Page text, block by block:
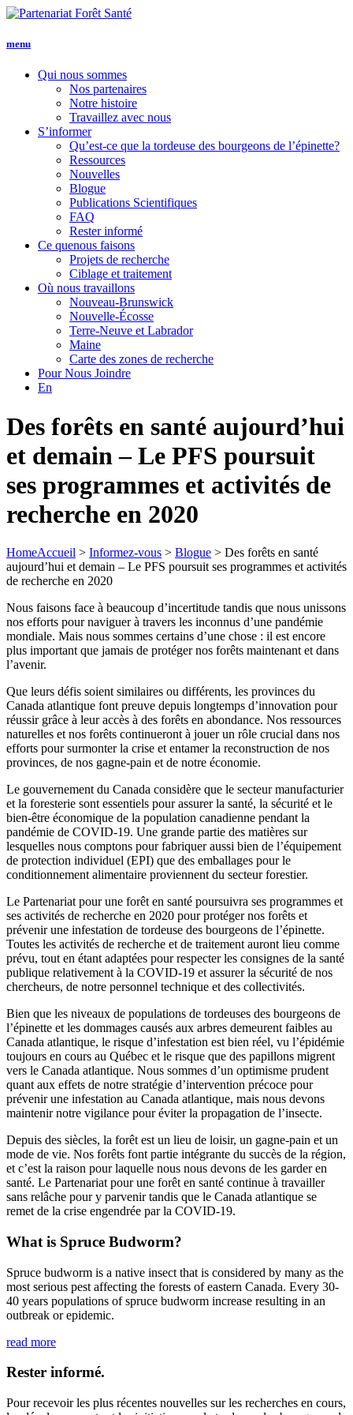
menu
Qui nous sommes
Nos partenaires
Notre histoire
Travaillez avec nous
S’informer
Qu’est-ce que la tordeuse des bourgeons de l’épinette?
Ressources
Nouvelles
Blogue
Publications Scientifiques
FAQ
Rester informé
Ce quenous faisons
Projets de recherche
Ciblage et traitement
Où nous travaillons
Nouveau-Brunswick
Nouvelle-Écosse
Terre-Neuve et Labrador
Maine
Carte des zones de recherche
Pour Nous Joindre
En
Des forêts en santé aujourd’hui
et demain – Le PFS poursuit
ses programmes et activités de
recherche en 2020
HomeAccueil > Informez-vous > Blogue > Des forêts en santé
aujourd’hui et demain – Le PFS poursuit ses programmes et activités
de recherche en 2020
Nous faisons face à beaucoup d’incertitude tandis que nous unissons
nos efforts pour naviguer à travers les inconnus d’une pandémie
mondiale. Mais nous sommes certains d’une chose : il est encore
plus important que jamais de protéger nos forêts maintenant et dans
l’avenir.
Que leurs défis soient similaires ou différents, les provinces du
Canada atlantique font preuve depuis longtemps d’innovation pour
réussir grâce à leur accès à des forêts en abondance. Nos ressources
naturelles et nos forêts continueront à jouer un rôle crucial dans nos
efforts pour surmonter la crise et entamer la reconstruction de nos
provinces, de nos gagne-pain et de notre économie.
Le gouvernement du Canada considère que le secteur manufacturier
et la foresterie sont essentiels pour assurer la santé, la sécurité et le
bien-être économique de la population canadienne pendant la
pandémie de COVID-19. Une grande partie des matières sur
lesquelles nous comptons pour fabriquer aussi bien de l’équipement
de protection individuel (EPI) que des emballages pour le
conditionnement alimentaire proviennent du secteur forestier.
Le Partenariat pour une forêt en santé poursuivra ses programmes et
ses activités de recherche en 2020 pour protéger nos forêts et
prévenir une infestation de tordeuse des bourgeons de l’épinette.
Toutes les activités de recherche et de traitement auront lieu comme
prévu, tout en étant adaptées pour respecter les consignes de la santé
publique relativement à la COVID-19 et assurer la sécurité de nos
chercheurs, de notre personnel technique et des collectivités.
Bien que les niveaux de populations de tordeuses des bourgeons de
l’épinette et les dommages causés aux arbres demeurent faibles au
Canada atlantique, le risque d’infestation est bien réel, vu l’épidémie
toujours en cours au Québec et le risque que des papillons migrent
vers le Canada atlantique. Nous sommes d’un optimisme prudent
quant aux effets de notre stratégie d’intervention précoce pour
prévenir une infestation au Canada atlantique, mais nous devons
maintenir notre vigilance pour éviter la propagation de l’insecte.
Depuis des siècles, la forêt est un lieu de loisir, un gagne-pain et un
mode de vie. Nos forêts font partie intégrante du succès de la région,
et c’est la raison pour laquelle nous nous devons de les garder en
santé. Le Partenariat pour une forêt en santé continue à travailler
sans relâche pour y parvenir tandis que le Canada atlantique se
remet de la crise engendrée par la COVID-19.
What is Spruce Budworm?
Spruce budworm is a native insect that is considered by many as the
most serious pest affecting the forests of eastern Canada. Every 30-
40 years populations of spruce budworm increase resulting in an
outbreak or epidemic.
read more
Rester informé.
Pour recevoir les plus récentes nouvelles sur les recherches en cours,